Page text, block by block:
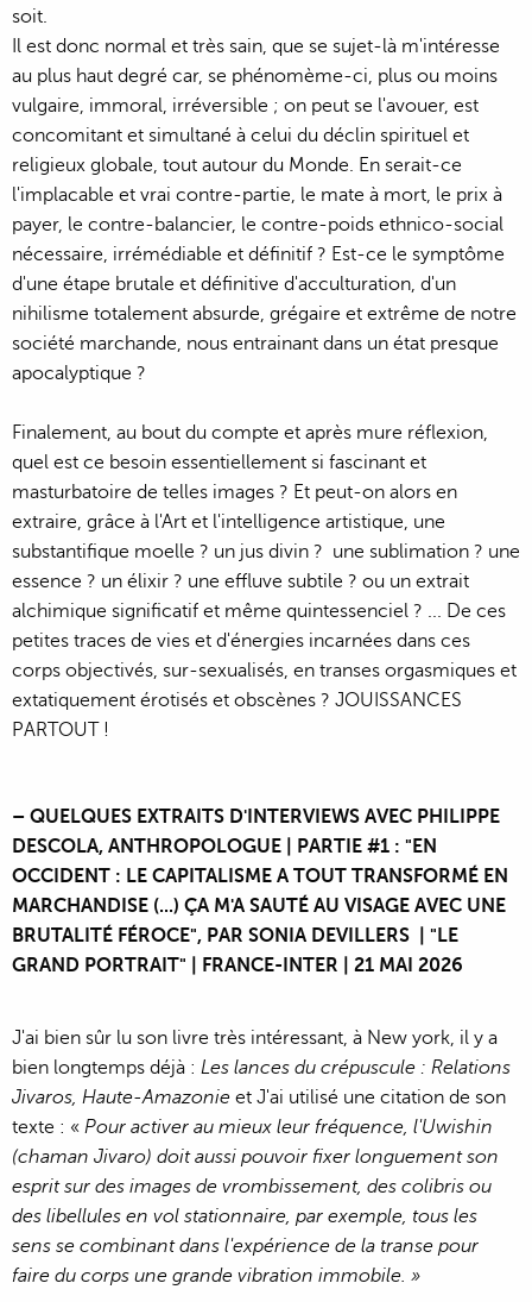
soit.
Il est donc normal et très sain, que se sujet-là m'intéresse
au plus haut degré car, se phénomème-ci, plus ou moins
vulgaire, immoral, irréversible ; on peut se l'avouer, est
concomitant et simultané à celui du déclin spirituel et
religieux globale, tout autour du Monde. En serait-ce
l'implacable et vrai contre-partie, le mate à mort, le prix à
payer, le contre-balancier, le contre-poids ethnico-social
nécessaire, irrémédiable et définitif ? Est-ce le symptôme
d'une étape brutale et définitive d'acculturation, d'un
nihilisme totalement absurde, grégaire et extrême de notre
société marchande, nous entrainant dans un état presque
apocalyptique ?
Finalement, au bout du compte et après mure réflexion,
quel est ce besoin essentiellement si fascinant et
masturbatoire de telles images ? Et peut-on alors en
extraire, grâce à l'Art et l'intelligence artistique, une
substantifique moelle ? un jus divin ? une sublimation ? une
essence ? un élixir ? une effluve subtile ? ou un extrait
alchimique significatif et même quintessenciel ? ... De ces
petites traces de vies et d'énergies incarnées dans ces
corps objectivés, sur-sexualisés, en transes orgasmiques et
extatiquement érotisés et obscènes ? JOUISSANCES
PARTOUT !
– QUELQUES EXTRAITS D'INTERVIEWS AVEC PHILIPPE
DESCOLA, ANTHROPOLOGUE | PARTIE #1 : "EN
OCCIDENT : LE CAPITALISME A TOUT TRANSFORMÉ EN
MARCHANDISE (...) ÇA M'A SAUTÉ AU VISAGE AVEC UNE
BRUTALITÉ FÉROCE", PAR SONIA DEVILLERS | "LE
GRAND PORTRAIT" | FRANCE-INTER | 21 MAI 2026
J'ai bien sûr lu son livre très intéressant, à New york, il y a
bien longtemps déjà : Les lances du crépuscule : Relations
Jivaros, Haute-Amazonie et J'ai utilisé une citation de son
texte : « Pour activer au mieux leur fréquence, l'Uwishin
(chaman Jivaro) doit aussi pouvoir fixer longuement son
esprit sur des images de vrombissement, des colibris ou
des libellules en vol stationnaire, par exemple, tous les
sens se combinant dans l'expérience de la transe pour
faire du corps une grande vibration immobile. »